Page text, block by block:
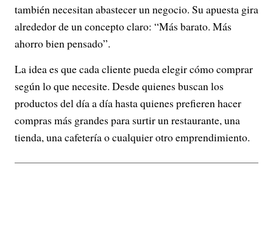
también necesitan abastecer un negocio. Su apuesta gira
alrededor de un concepto claro: “Más barato. Más
ahorro bien pensado”.
La idea es que cada cliente pueda elegir cómo comprar
según lo que necesite. Desde quienes buscan los
productos del día a día hasta quienes prefieren hacer
compras más grandes para surtir un restaurante, una
tienda, una cafetería o cualquier otro emprendimiento.